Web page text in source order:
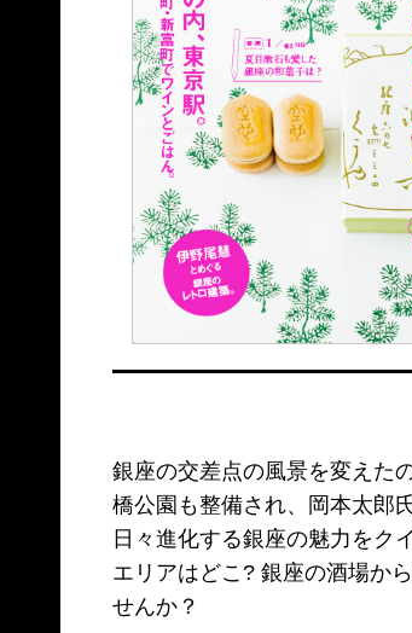
銀座の交差点の風景を変えた
橋公園も整備され、岡本太郎
日々進化する銀座の魅力をク
エリアはどこ? 銀座の酒場か
せんか？